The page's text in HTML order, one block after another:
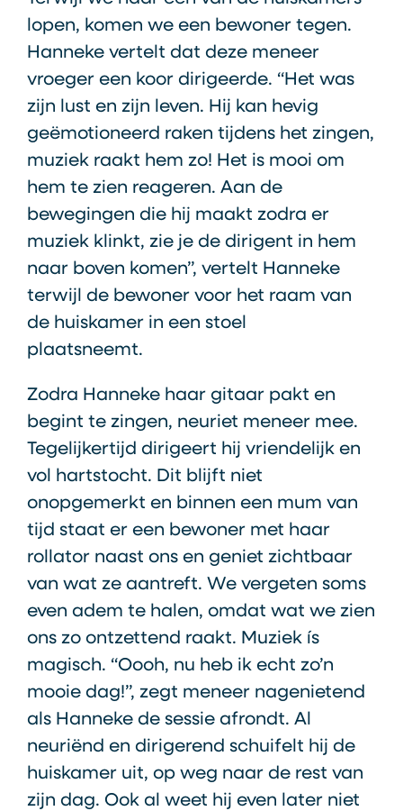
lopen, komen we een bewoner tegen.
Hanneke vertelt dat deze meneer
vroeger een koor dirigeerde. “Het was
zijn lust en zijn leven. Hij kan hevig
geëmotioneerd raken tijdens het zingen,
muziek raakt hem zo! Het is mooi om
hem te zien reageren. Aan de
bewegingen die hij maakt zodra er
muziek klinkt, zie je de dirigent in hem
naar boven komen”, vertelt Hanneke
terwijl de bewoner voor het raam van
de huiskamer in een stoel
plaatsneemt.
Zodra Hanneke haar gitaar pakt en
begint te zingen, neuriet meneer mee.
Tegelijkertijd dirigeert hij vriendelijk en
vol hartstocht. Dit blijft niet
onopgemerkt en binnen een mum van
tijd staat er een bewoner met haar
rollator naast ons en geniet zichtbaar
van wat ze aantreft. We vergeten soms
even adem te halen, omdat wat we zien
ons zo ontzettend raakt. Muziek ís
magisch. “Oooh, nu heb ik echt zo’n
mooie dag!”, zegt meneer nagenietend
als Hanneke de sessie afrondt. Al
neuriënd en dirigerend schuifelt hij de
huiskamer uit, op weg naar de rest van
zijn dag. Ook al weet hij even later niet